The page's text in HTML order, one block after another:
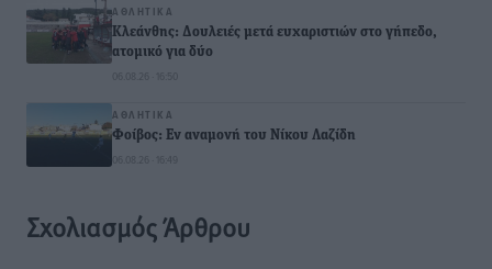
ΑΘΛΗΤΙΚΆ
Κλεάνθης: Δουλειές μετά ευχαριστιών στο γήπεδο,
ατομικό για δύο
06.08.26 · 16:50
ΑΘΛΗΤΙΚΆ
Φοίβος: Εν αναμονή του Νίκου Λαζίδη
06.08.26 · 16:49
Σχολιασμός Άρθρου